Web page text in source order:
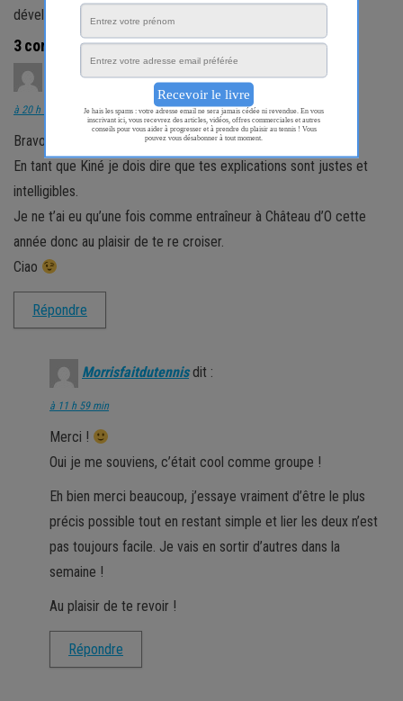
développement personnel.
3 commentaires
Laget Camille dit :
à 20 h 11 min
Bravo !
En tant que Kiné je dois dire que tes explications sont justes et
intelligibles.
Je ne t’ai eu qu’une fois comme entraîneur à Château d’O cette
année donc au plaisir de te re croiser.
Ciao
Répondre
Morrisfaitdutennis dit :
à 11 h 59 min
Merci !
Oui je me souviens, c’était cool comme groupe !
Eh bien merci beaucoup, j’essaye vraiment d’être le plus
précis possible tout en restant simple et lier les deux n’est
pas toujours facile. Je vais en sortir d’autres dans la
semaine !
Au plaisir de te revoir !
Répondre